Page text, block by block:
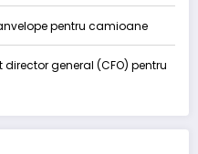
pentru camioane
general (CFO) pentru